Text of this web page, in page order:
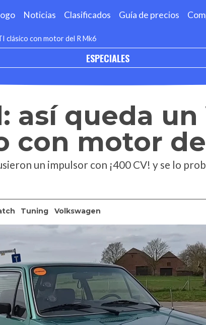
Noticias Clasificados Guía de precios
clásico con motor del R Mk6
ESPECIALES
así queda un
con motor
un impulsor con ¡400 CV! y se lo
Tuning Volkswagen